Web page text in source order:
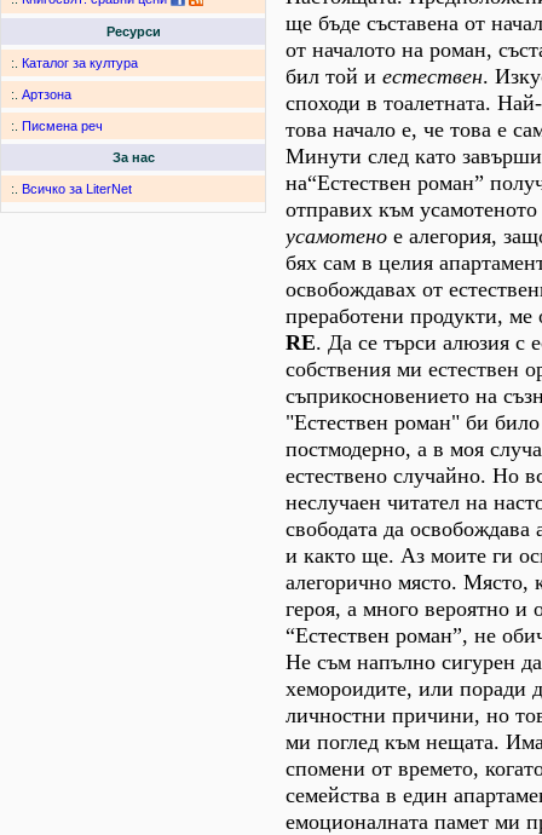
Ресурси
:. Каталог за култура
:. Артзона
:. Писмена реч
За нас
:. Всичко за LiterNet
ще бъде съставена от
от началото на роман,
бил той и естествен.
споходи в тоалетната.
това начало е, че това е
Минути след като
на“Естествен роман”
отправих към
усамотено е алегория,
бях сам в целия
освобождавах от
преработени продукти, ме
RE. Да се търси алюзия с
собствения ми естествен
съприкосновението на
"Естествен роман" би
постмодерно, а в моя
естествено случайно. Но
неслучаен читател на
свободата да освобождава
и както ще. Аз моите ги
алегорично място. Място,
героя, а много вероятно и
“Естествен роман”, не
Не съм напълно сигурен
хемороидите, или поради
личностни причини, но
ми поглед към нещата.
спомени от времето,
семейства в eдин
емоционалната памет ми